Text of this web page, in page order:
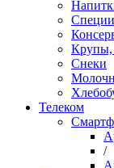
Крупы,
Снеки
Телеком
/